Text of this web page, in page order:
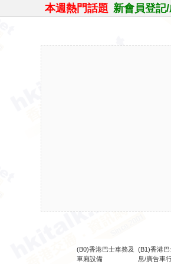
本週熱門話題 新會員登記
(B0)香港巴士車務及
車廂設備
(B1)香港
息/廣告車